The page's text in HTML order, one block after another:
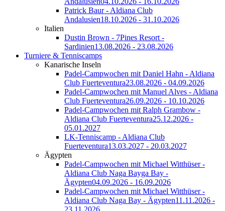
Patrick Baur - Aldiana Club
Andalusien18.10.2026 - 31.10.2026
Italien
Dustin Brown - 7Pines Resort -
Sardinien13.08.2026 - 23.08.2026
Turniere & Tenniscamps
Kanarische Inseln
Padel-Campwochen mit Daniel Hahn - Aldiana
Club Fuerteventura23.08.2026 - 04.09.2026
Padel-Campwochen mit Manuel Alves - Aldiana
Club Fuerteventura26.09.2026 - 10.10.2026
Padel-Campwochen mit Ralph Grambow -
Aldiana Club Fuerteventura25.12.2026 -
05.01.2027
LK-Tenniscamp - Aldiana Club
Fuerteventura13.03.2027 - 20.03.2027
Ägypten
Padel-Campwochen mit Michael Witthüser -
Aldiana Club Naga Bayga Bay -
Ägypten04.09.2026 - 16.09.2026
Padel-Campwochen mit Michael Witthüser -
Aldiana Club Naga Bay - Ägypten11.11.2026 -
23.11.2026